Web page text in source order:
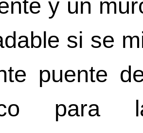
y un
si se
puente
para